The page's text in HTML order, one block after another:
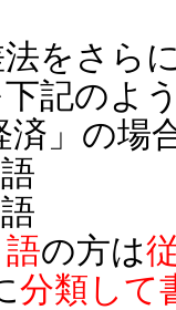
をさら
記のよ
」の場
語の方は
分類して